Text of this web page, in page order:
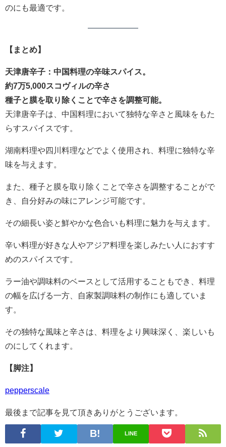
のにも最適です。
【まとめ】
天津唐辛子：中国料理の辛味スパイス。
約7万5,000スコヴィルの辛さ
種子と膜を取り除くことで辛さを調整可能。
天津唐辛子は、中国料理において独特な辛さと風味をもた
らすスパイスです。
湖南料理や四川料理などでよく使用され、料理に独特な辛
味を与えます。
また、種子と膜を取り除くことで辛さを調整することがで
き、自分好みの味にアレンジ可能です。
その細長い姿と鮮やかな色合いも料理に魅力を与えます。
辛い料理が好きな人やアジア料理を楽しみたい人におすす
めのスパイスです。
ラー油や調味料のベースとして活用することもでき、料理
の幅を広げる一方、自家製調味料の制作にも適していま
す。
その独特な風味と辛さは、料理をより興味深く、楽しいも
のにしてくれます。
【脚注】
pepperscale
最後まで記事を見て頂きありがとうございます。
LINE